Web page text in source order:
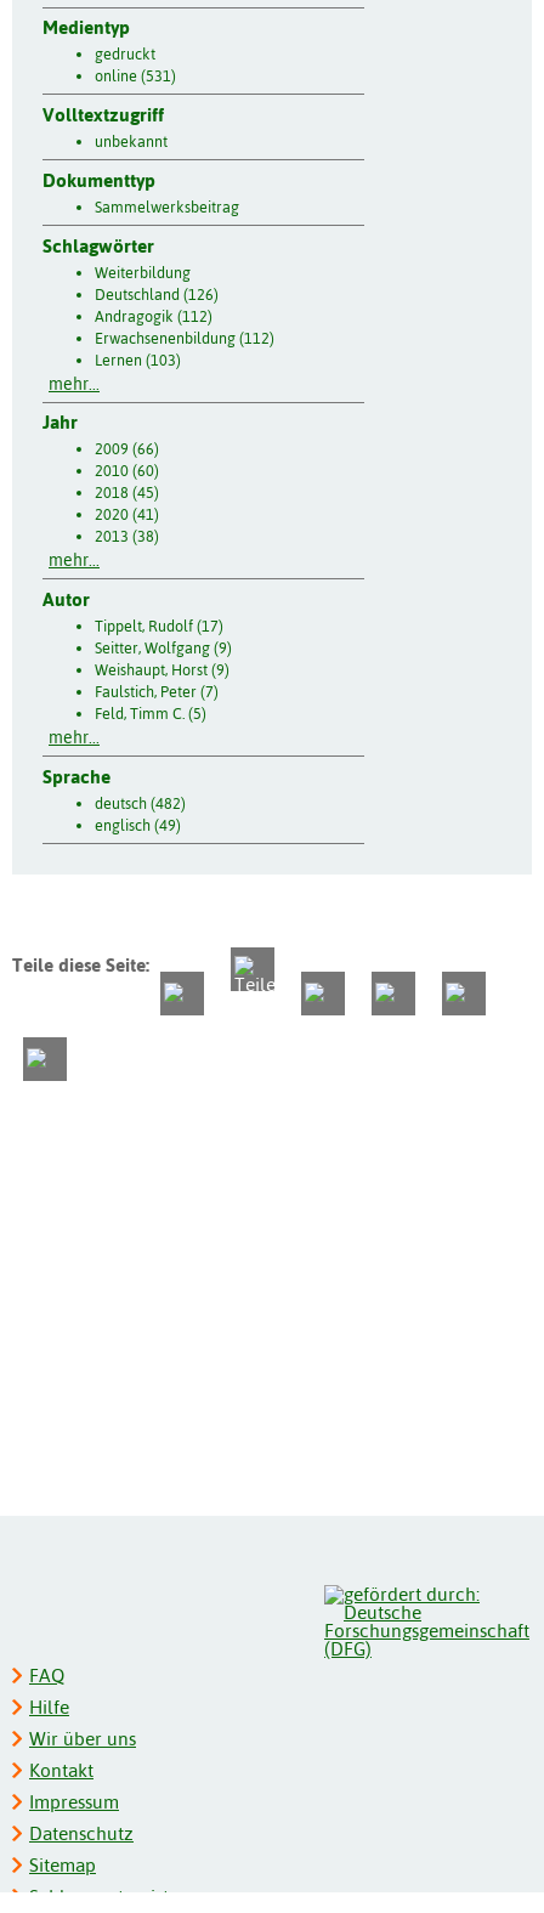
Medientyp
gedruckt
online (531)
Volltextzugriff
unbekannt
Dokumenttyp
Sammelwerksbeitrag
Schlagwörter
Weiterbildung
Deutschland (126)
Andragogik (112)
Erwachsenenbildung (112)
Lernen (103)
mehr...
Jahr
2009 (66)
2010 (60)
2018 (45)
2020 (41)
2013 (38)
mehr...
Autor
Tippelt, Rudolf (17)
Seitter, Wolfgang (9)
Weishaupt, Horst (9)
Faulstich, Peter (7)
Feld, Timm C. (5)
mehr...
Sprache
deutsch (482)
englisch (49)
Teile diese Seite:
FAQ
Hilfe
Wir über uns
Kontakt
Impressum
Datenschutz
Sitemap
Schlagwortregister